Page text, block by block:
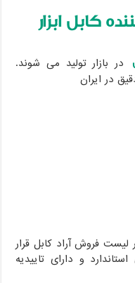
کابل ابزار
در بازار تولید می شوند.
در ایران
فروش آراد کابل قرار
و دارای تاییدیه